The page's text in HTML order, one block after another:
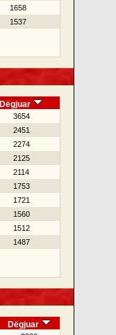
1658
1537
Dëgjuar
3654
2451
2274
2125
2114
1753
1721
1560
1512
1487
Dëgjuar